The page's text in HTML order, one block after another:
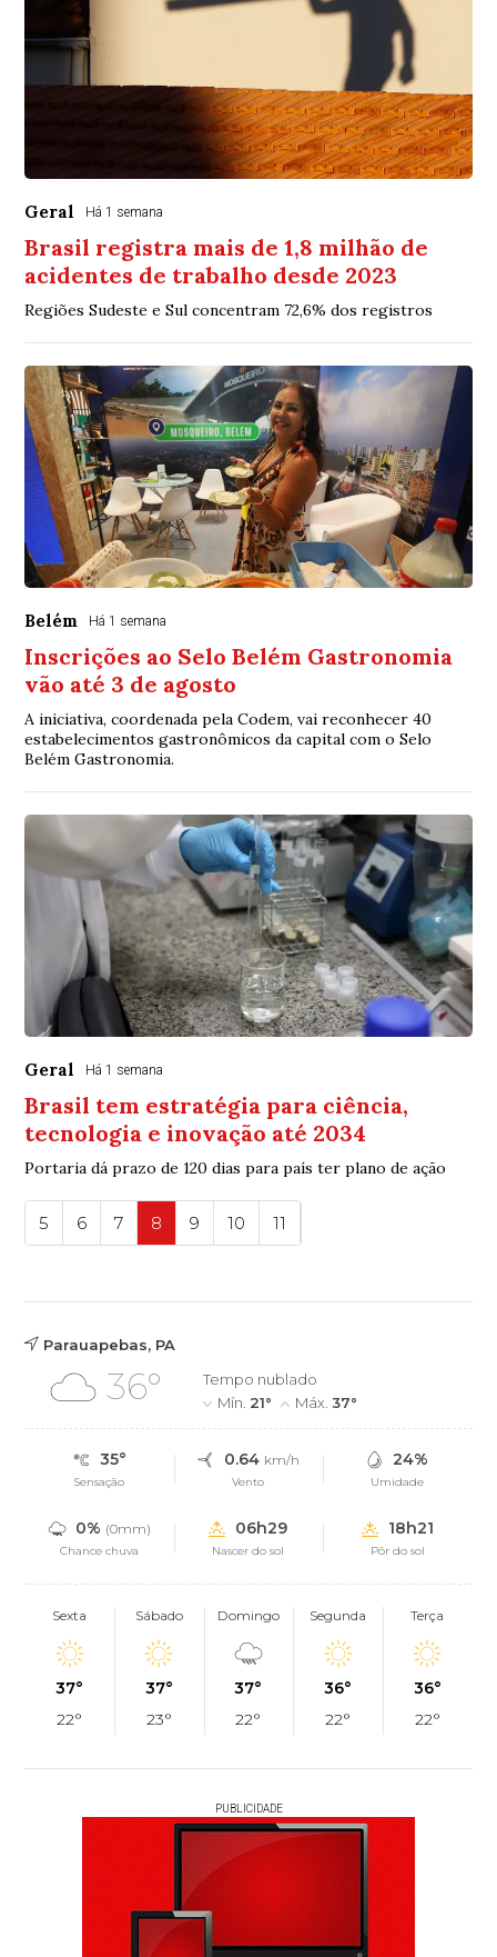
Geral Há 1 semana
Brasil registra mais de 1,8 milhão de
acidentes de trabalho desde 2023
Regiões Sudeste e Sul concentram 72,6% dos registros
Belém Há 1 semana
Inscrições ao Selo Belém Gastronomia
vão até 3 de agosto
A iniciativa, coordenada pela Codem, vai reconhecer 40
estabelecimentos gastronômicos da capital com o Selo
Belém Gastronomia.
Geral Há 1 semana
Brasil tem estratégia para ciência,
tecnologia e inovação até 2034
Portaria dá prazo de 120 dias para país ter plano de ação
5 6 7 8 9 10 11
Parauapebas, PA
36°
Tempo nublado
Mín. 21° Máx.37°
35°
Sensação
0.64 km/h
Vento
24%
Umidade
0% (0mm)
Chance chuva
06h29
Nascer do sol
18h21
Pôr do sol
Sexta
37°
22°
Sábado
37°
23°
Domingo
37°
22°
Segunda
36°
22°
Terça
36°
22°
PUBLICIDADE